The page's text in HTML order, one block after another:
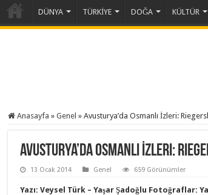
DÜNYA TÜRKİYE DOĞA KÜLTÜR
Anasayfa » Genel » Avusturya’da Osmanlı İzleri:
Avusturya’da Osmanlı İzleri:
13 Ocak 2014 Genel 659 Görünümler
Yazı: Veysel Türk – Yaşar Şadoğlu Fotoğraflar: